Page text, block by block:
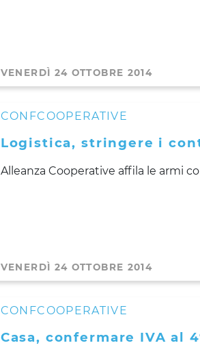
VENERDÌ 24 OTTOBRE 2014
CONFCOOPERATIVE
Logistica, stringere i
Alleanza Cooperative affila le armi
VENERDÌ 24 OTTOBRE 2014
CONFCOOPERATIVE
Casa, confermare IVA al